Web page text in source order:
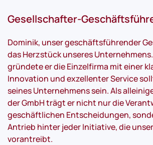
Gesellschafter-
Dominik, unser geschäftsführender
das Herzstück unseres
gründete er die Einzelfirma mit einer
Innovation und exzellenter Service
seines Unternehmens sein. Als
der GmbH trägt er nicht nur die
geschäftlichen Entscheidungen,
Antrieb hinter jeder Initiative, die
vorantreibt.